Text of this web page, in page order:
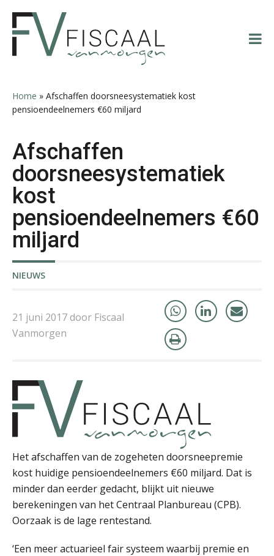
hoofdnavigatie
hoofd
eerste
voettekst
Home » Afschaffen doorsneesystematiek kost
pensioendeelnemers €60 miljard
Afschaffen
doorsneesystematiek
kost
pensioendeelnemers €60
miljard
NIEUWS
21 juni 2017 door Fiscaal
Vanmorgen
Het afschaffen van de zogeheten doorsneepremie
kost huidige pensioendeelnemers €60 miljard. Dat is
minder dan eerder gedacht, blijkt uit nieuwe
berekeningen van het Centraal Planbureau (CPB).
Oorzaak is de lage rentestand.
‘Een meer actuarieel fair systeem waarbij premie en
Ron Mulder
Joost Severs
Audrey Brunings
Chanien Engelbertink
Almer de Beer